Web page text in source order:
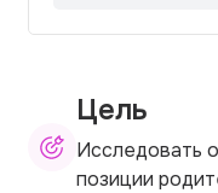
Цель
Исследовать
позиции